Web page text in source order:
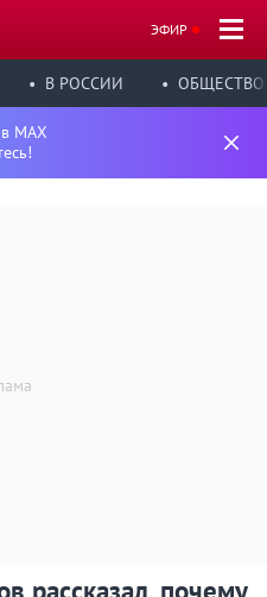
ЭФИР
В РОССИИ ОБЩЕСТВО
MAX